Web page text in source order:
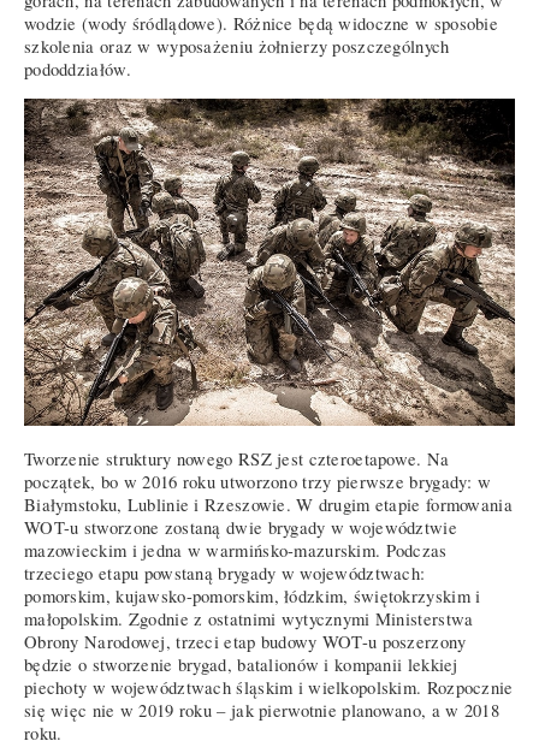
wodzie (wody śródlądowe). Różnice będą widoczne w sposobie
szkolenia oraz w wyposażeniu żołnierzy poszczególnych
pododdziałów.
Tworzenie struktury nowego RSZ jest czteroetapowe. Na
początek, bo w 2016 roku utworzono trzy pierwsze brygady: w
Białymstoku, Lublinie i Rzeszowie. W drugim etapie formowania
WOT-u stworzone zostaną dwie brygady w województwie
mazowieckim i jedna w warmińsko-mazurskim. Podczas
trzeciego etapu powstaną brygady w województwach:
pomorskim, kujawsko-pomorskim, łódzkim, świętokrzyskim i
małopolskim. Zgodnie z ostatnimi wytycznymi Ministerstwa
Obrony Narodowej, trzeci etap budowy WOT-u poszerzony
będzie o stworzenie brygad, batalionów i kompanii lekkiej
piechoty w województwach śląskim i wielkopolskim. Rozpocznie
się więc nie w 2019 roku – jak pierwotnie planowano, a w 2018
roku.